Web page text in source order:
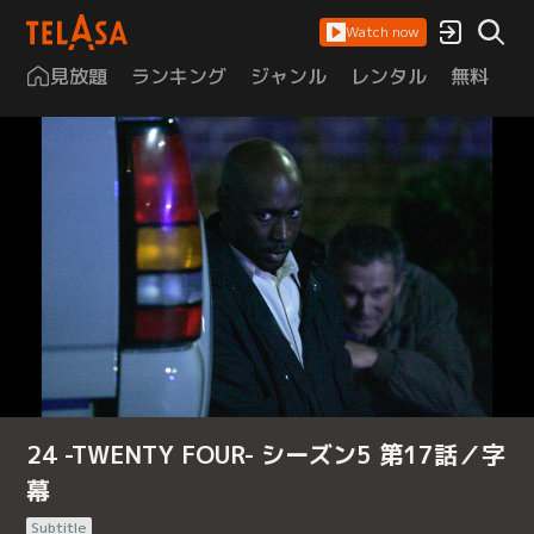
Watch now
見放題 ランキング ジャンル レンタル 無料
24 -TWENTY FOUR- シーズン5 第17話／字
幕
Subtitle